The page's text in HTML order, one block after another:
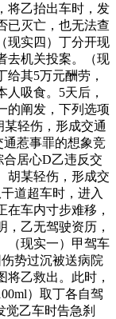
将乙抬出车时，发
已灭亡，也无法查
现实四）丁分开现
去机关投案。（现
其5万元酬劳，
吸食。5天后，
的阐发，下列选项
轻伤，形成交通
惹事罪的想象竞
居心D乙违反交
胡某轻伤，形成交
道超车时，进入
车内寸步难移，
乙无驾驶资历，
（现实一）甲驾车
势过沉被送病院
将乙救出。此时，
）取丁各自驾
觉乙车时告急刹